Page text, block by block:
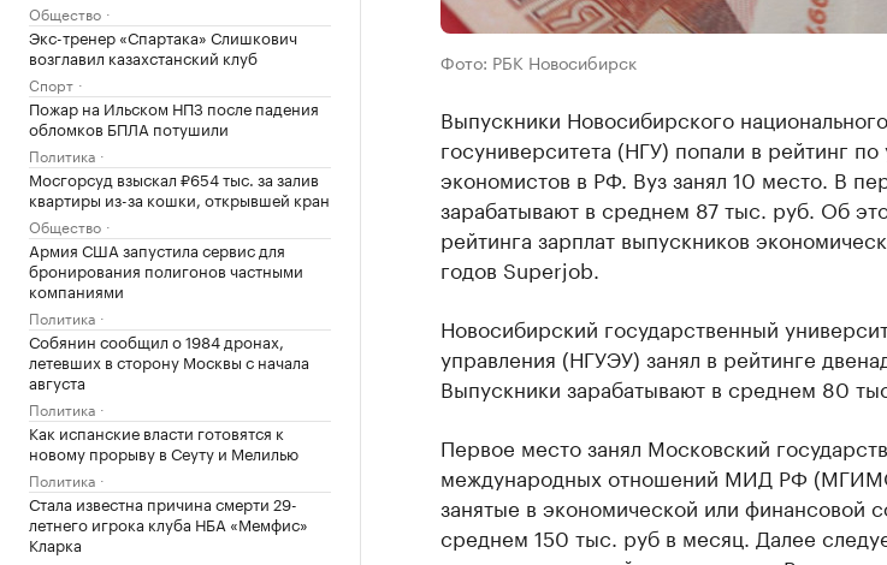
Общество
Экс-тренер «Спартака» Слишкович
возглавил казахстанский клуб
Спорт
Пожар на Ильском НПЗ после падения
обломков БПЛА потушили
Политика
Мосгорсуд взыскал ₽654 тыс. за залив
квартиры из-за кошки, открывшей кран
Общество
Армия США запустила сервис для
бронирования полигонов частными
компаниями
Политика
Собянин сообщил о 1984 дронах,
летевших в сторону Москвы с начала
августа
Политика
Как испанские власти готовятся к
новому прорыву в Сеуту и Мелилью
Политика
Стала известна причина смерти 29-
летнего игрока клуба НБА «Мемфис»
Кларка
Фото: РБК Новосибирск
Выпускники Новосибирского
госуниверситета (НГУ) попали в рейтинг
экономистов в РФ. Вуз занял 10 место. В
зарабатывают в среднем 87 тыс. руб. Об
рейтинга зарплат выпускников
годов Superjob.
Новосибирский государственный
управления (НГУЭУ) занял в рейтинге
Выпускники зарабатывают в среднем 80
Первое место занял Московский
международных отношений МИД РФ
занятые в экономической или финансовой
среднем 150 тыс. руб в месяц. Далее